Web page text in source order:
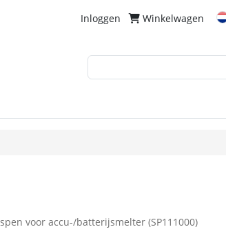
Inloggen Winkelwagen
voor accu-/batterijsmelter (SP111000)